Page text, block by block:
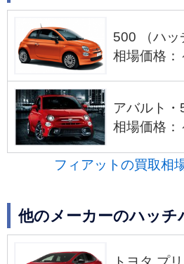
500 （ハッ
相場価格：
アバルト・
相場価格：
フィアットの買取相
他のメーカーのハッチ